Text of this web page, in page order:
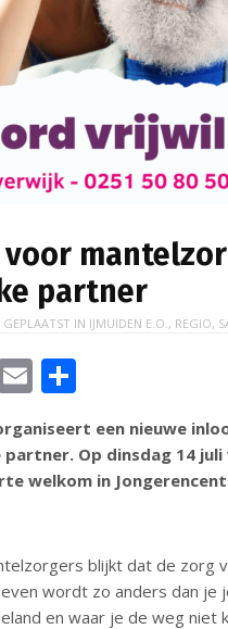
partner
IN IJMUIDEN E.O., REGIO,
n
n
E
m
ai
l
e
n
een nieuwe
partner. Op dinsdag 14
welkom in
blijkt dat de zorg
wordt zo anders dan
en waar je de weg niet